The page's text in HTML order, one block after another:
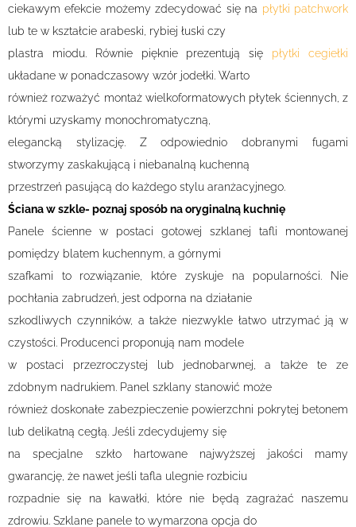
ciekawym efekcie możemy zdecydować się na płytki patchwork
lub te w kształcie arabeski, rybiej łuski czy
plastra miodu. Równie pięknie prezentują się płytki cegiełki
układane w ponadczasowy wzór jodełki. Warto
również rozważyć montaż wielkoformatowych płytek ściennych, z
którymi uzyskamy monochromatyczną,
elegancką stylizację. Z odpowiednio dobranymi fugami
stworzymy zaskakującą i niebanalną kuchenną
przestrzeń pasującą do każdego stylu aranżacyjnego.
Ściana w szkle- poznaj sposób na oryginalną kuchnię
Panele ścienne w postaci gotowej szklanej tafli montowanej
pomiędzy blatem kuchennym, a górnymi
szafkami to rozwiązanie, które zyskuje na popularności. Nie
pochłania zabrudzeń, jest odporna na działanie
szkodliwych czynników, a także niezwykle łatwo utrzymać ją w
czystości. Producenci proponują nam modele
w postaci przezroczystej lub jednobarwnej, a także te ze
zdobnym nadrukiem. Panel szklany stanowić może
również doskonałe zabezpieczenie powierzchni pokrytej betonem
lub delikatną cegłą. Jeśli zdecydujemy się
na specjalne szkło hartowane najwyższej jakości mamy
gwarancję, że nawet jeśli tafla ulegnie rozbiciu
rozpadnie się na kawałki, które nie będą zagrażać naszemu
zdrowiu. Szklane panele to wymarzona opcja do